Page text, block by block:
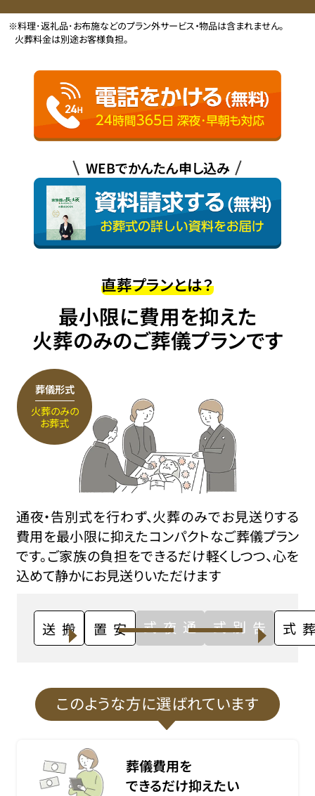
※料理･返礼品･お布施などのプラン外サービス・物品は含まれません。
火葬料金は別途お客様負担。
WEBでかんたん申し込み
直葬プランとは？
最小限に費用を抑えた
火葬のみのご葬儀プランです
葬儀形式
火葬のみの
お葬式
通夜・告別式を行わず、火葬のみでお見送りする
費用を最小限に抑えたコンパクトなご葬儀プラン
です。ご家族の負担をできるだけ軽くしつつ、心を
込めて静かにお見送りいただけます
搬送 安置 通夜式 告別式 火葬式
このような方に選ばれています
葬儀費用を
できるだけ抑えたい